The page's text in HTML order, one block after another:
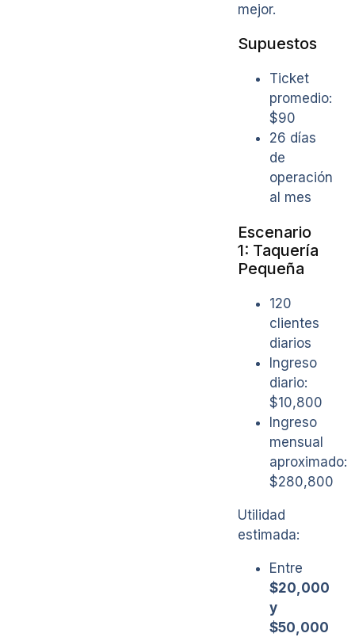
mejor.
Supuestos
Ticket
promedio:
$90
26 días
de
operación
al mes
Escenario
1: Taquería
Pequeña
120
clientes
diarios
Ingreso
diario:
$10,800
Ingreso
mensual
aproximado:
$280,800
Utilidad
estimada:
Entre
$20,000
y
$50,000